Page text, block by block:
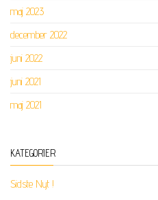
maj 2023
december 2022
juni 2022
juni 2021
maj 2021
KATEGORIER
Sidste Nyt !